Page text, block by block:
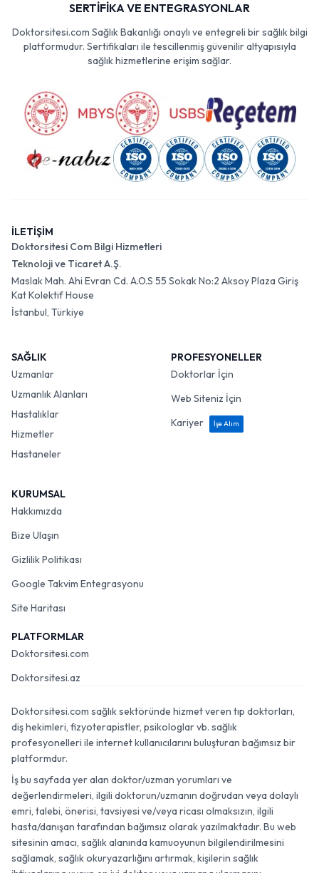
SERTİFİKA VE ENTEGRASYONLAR
Doktorsitesi.com Sağlık Bakanlığı onaylı ve entegreli bir sağlık bilgi
platformudur. Sertifikaları ile tescillenmiş güvenilir altyapısıyla
sağlık hizmetlerine erişim sağlar.
İLETİŞİM
Doktorsitesi Com Bilgi Hizmetleri
Teknoloji ve Ticaret A.Ş.
Maslak Mah. Ahi Evran Cd. A.O.S 55 Sokak No:2 Aksoy Plaza Giriş
Kat Kolektif House
İstanbul, Türkiye
SAĞLIK
Uzmanlar
Uzmanlık Alanları
Hastalıklar
Hizmetler
Hastaneler
PROFESYONELLER
Doktorlar İçin
Web Siteniz İçin
Kariyer
İşe Alım
KURUMSAL
Hakkımızda
Bize Ulaşın
Gizlilik Politikası
Google Takvim Entegrasyonu
Site Haritası
PLATFORMLAR
Doktorsitesi.com
Doktorsitesi.az
Doktorsitesi.com sağlık sektöründe hizmet veren tıp doktorları,
diş hekimleri, fizyoterapistler, psikologlar vb. sağlık
profesyonelleri ile internet kullanıcılarını buluşturan bağımsız bir
platformdur.
İş bu sayfada yer alan doktor/uzman yorumları ve
değerlendirmeleri, ilgili doktorun/uzmanın doğrudan veya dolaylı
emri, talebi, önerisi, tavsiyesi ve/veya ricası olmaksızın, ilgili
hasta/danışan tarafından bağımsız olarak yazılmaktadır. Bu web
sitesinin amacı, sağlık alanında kamuoyunun bilgilendirilmesini
sağlamak, sağlık okuryazarlığını artırmak, kişilerin sağlık